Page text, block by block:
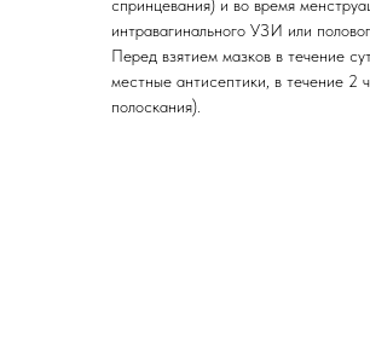
спринцевания) и во время
интравагинального УЗИ или
Перед взятием мазков в течение
местные антисептики, в течение 2
полоскания).